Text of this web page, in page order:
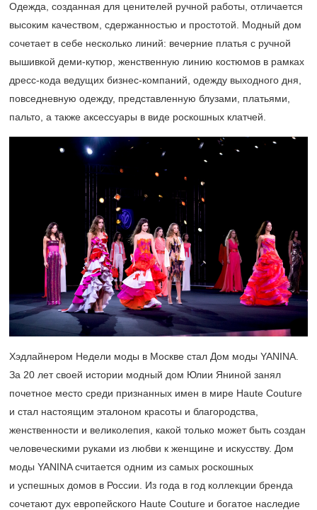
Одежда, созданная для ценителей ручной работы, отличается
высоким качеством, сдержанностью и простотой. Модный дом
сочетает в себе несколько линий: вечерние платья с ручной
вышивкой деми-кутюр, женственную линию костюмов в рамках
дресс-кода ведущих бизнес-компаний, одежду выходного дня,
повседневную одежду, представленную блузами, платьями,
пальто, а также аксессуары в виде роскошных клатчей.
Хэдлайнером Недели моды в Москве стал Дом моды YANINA.
За 20 лет своей истории модный дом Юлии Яниной занял
почетное место среди признанных имен в мире Haute Couture
и стал настоящим эталоном красоты и благородства,
женственности и великолепия, какой только может быть создан
человеческими руками из любви к женщине и искусству. Дом
моды YANINA считается одним из самых роскошных
и успешных домов в России. Из года в год коллекции бренда
сочетают дух европейского Haute Couture и богатое наследие